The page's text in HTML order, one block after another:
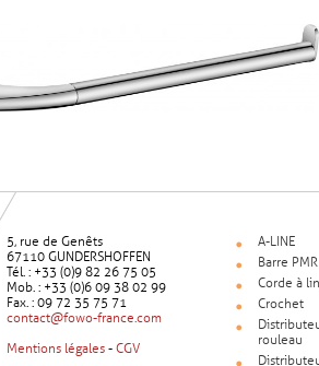
5, rue de Genêts
67110 GUNDERSHOFFEN
Tél. : +33 (0)9 82 26 75 05
Mob. : +33 (0)6 09 38 02 99
Fax. : 09 72 35 75 71
contact@fowo-france.com
Mentions légales - CGV
A-LINE
Barre PMR
Corde à
Crochet
rouleau